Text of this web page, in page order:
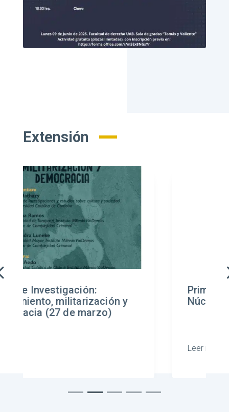
Extensión
y
Primera Escuela de
Núcleo de Complejidad